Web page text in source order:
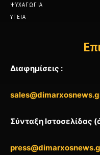
ΨΥΧΑΓΩΓΙΑ
ΥΓΕΙΑ
Διαφημίσεις :
Σύνταξη Ιστοσελίδας